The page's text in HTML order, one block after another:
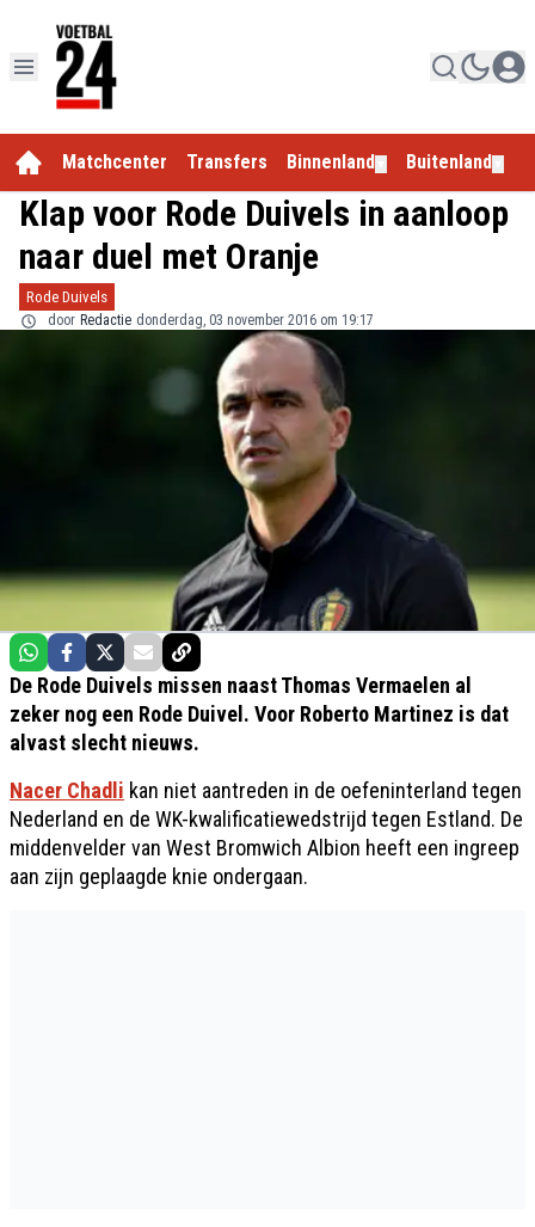
Matchcenter Transfers Binnenland Buitenland
Klap voor Rode Duivels in aanloop
naar duel met Oranje
Rode Duivels
door Redactie donderdag, 03 november 2016 om 19:17
De Rode Duivels missen naast Thomas Vermaelen al
zeker nog een Rode Duivel. Voor Roberto Martinez is dat
alvast slecht nieuws.
Nacer Chadli kan niet aantreden in de oefeninterland tegen
Nederland en de WK-kwalificatiewedstrijd tegen Estland. De
middenvelder van West Bromwich Albion heeft een ingreep
aan zijn geplaagde knie ondergaan.